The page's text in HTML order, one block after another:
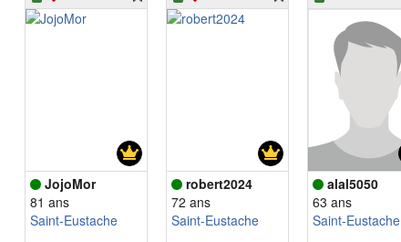
JojoMor
81 ans
Saint-Eustache
robert2024
72 ans
Saint-Eustache
alal5050
63 ans
Saint-Eustache